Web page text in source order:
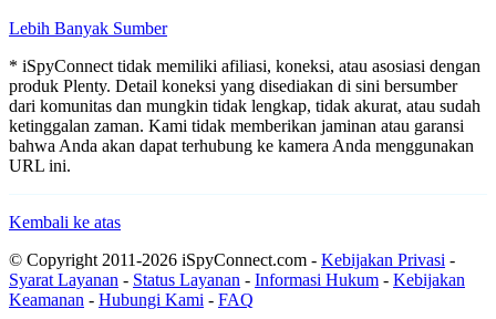
Lebih Banyak Sumber
* iSpyConnect tidak memiliki afiliasi, koneksi, atau asosiasi dengan
produk Plenty. Detail koneksi yang disediakan di sini bersumber
dari komunitas dan mungkin tidak lengkap, tidak akurat, atau sudah
ketinggalan zaman. Kami tidak memberikan jaminan atau garansi
bahwa Anda akan dapat terhubung ke kamera Anda menggunakan
URL ini.
Kembali ke atas
© Copyright 2011-2026 iSpyConnect.com - Kebijakan Privasi -
Syarat Layanan - Status Layanan - Informasi Hukum - Kebijakan
Keamanan - Hubungi Kami - FAQ